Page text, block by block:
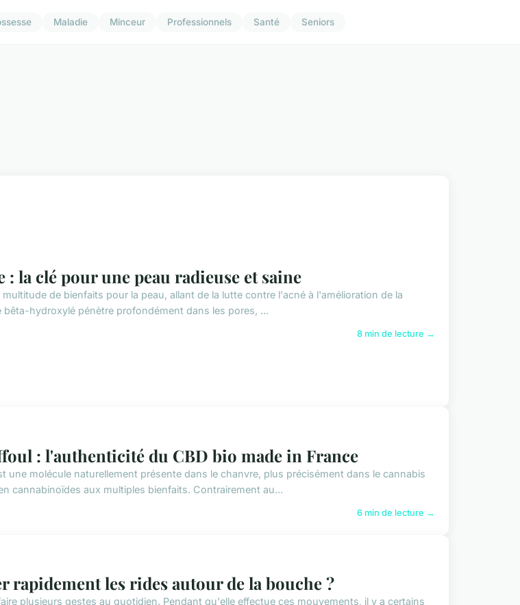
Maladie Minceur Professionnels Santé Seniors
: la clé pour une peau radieuse et saine
de bienfaits pour la peau, allant de la lutte contre l'acné à l'amélioration de la
bêta-hydroxylé pénètre profondément dans les pores, ...
8 min de lecture →
: l'authenticité du CBD bio made in France
une molécule naturellement présente dans le chanvre, plus précisément dans le cannabis
cannabinoïdes aux multiples bienfaits. Contrairement au...
6 min de lecture →
rapidement les rides autour de la bouche ?
plusieurs gestes au quotidien. Pendant qu'elle effectue ces mouvements, il y a certains